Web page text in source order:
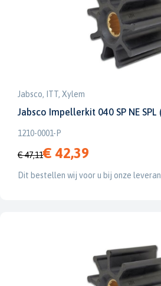
Jabsco, ITT, Xylem
Jabsco Impellerkit 040 SP NE SPL
1210-0001-P
€ 47,11€ 42,39
Dit bestellen wij voor u bij onze